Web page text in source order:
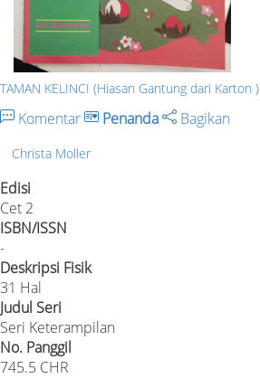
TAMAN KELINCI (Hiasan Gantung dari Karton )
Komentar Penanda Bagikan
Christa Moller
Edisi
Cet 2
ISBN/ISSN
-
Deskripsi Fisik
31 Hal
Judul Seri
Seri Keterampilan
No. Panggil
745.5 CHR